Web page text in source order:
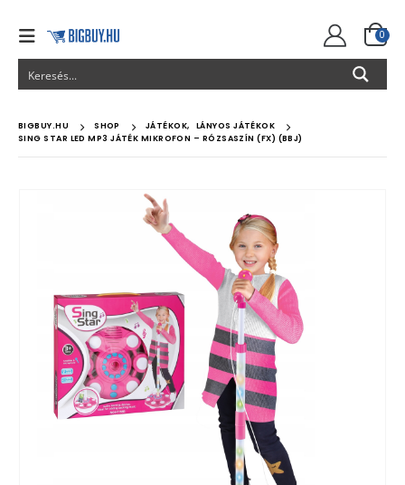
0
BIGBUY.HU SHOP JÁTÉKOK,
LÁNYOS JÁTÉKOK
SING STAR LED MP3 JÁTÉK MIKROFON – RÓZSASZÍN (FX) (BBJ)